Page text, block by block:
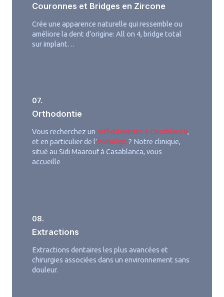
Couronnes et Bridges en Zircone
Crée une apparence naturelle qui ressemble ou
améliore la dent d’origine: All on 4, bridge total
sur implant…
07.
Orthodontie
Vous recherchez un orthodontiste à Casablanca,
et en particulier de l’Invisalign ? Notre clinique,
situé au Sidi Maarouf à Casablanca, vous
accueille
08.
Extractions
Extractions dentaires les plus avancées et
chirurgies associées dans un environnement sans
douleur.